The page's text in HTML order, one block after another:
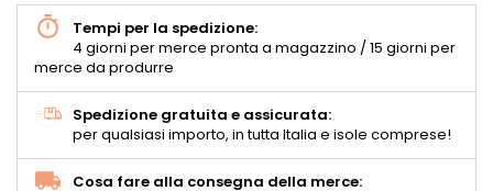
Tempi per la spedizione:
4 giorni per merce pronta a magazzino / 15 giorni per
merce da produrre
Spedizione gratuita e assicurata:
per qualsiasi importo, in tutta Italia e isole comprese!
Cosa fare alla consegna della merce: